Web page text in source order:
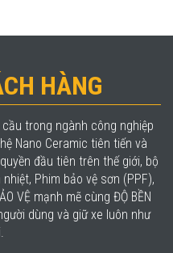
HÀNG
trong ngành công nghiệp
Nano Ceramic tiên tiến và
đầu tiên trên thế giới, bộ
Phim bảo vệ sơn (PPF),
VỆ mạnh mẽ cùng ĐỘ BỀN
dùng và giữ xe luôn như